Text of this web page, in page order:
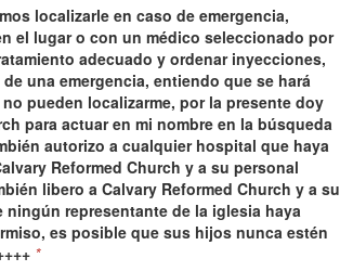
localizarle en caso de emergencia,
el lugar o con un médico seleccionado por
adecuado y ordenar inyecciones,
una emergencia, entiendo que se hará
pueden localizarme, por la presente doy
para actuar en mi nombre en la búsqueda
autorizo ​​a cualquier hospital que haya
Reformed Church y a su personal
libero a Calvary Reformed Church y a su
representante de la iglesia haya
es posible que sus hijos nunca estén
*